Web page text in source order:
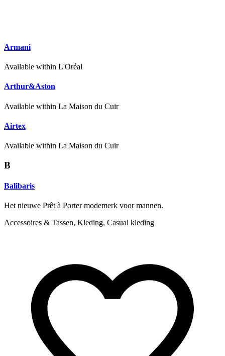
Armani
Available within L'Oréal
Arthur&Aston
Available within La Maison du Cuir
Airtex
Available within La Maison du Cuir
B
Balibaris
Het nieuwe Prêt à Porter modemerk voor mannen.
Accessoires & Tassen, Kleding, Casual kleding